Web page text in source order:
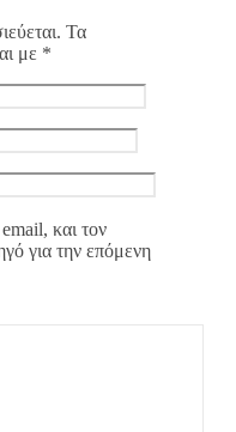
Τα
με *
και τον
για την επόμενη